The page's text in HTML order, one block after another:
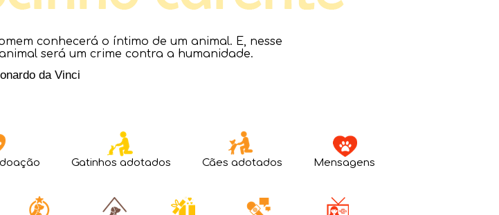
conhecerá o íntimo de um animal. E, nesse
será um crime contra a humanidade.
da Vinci
Gatinhos adotados Cães adotados Mensagens